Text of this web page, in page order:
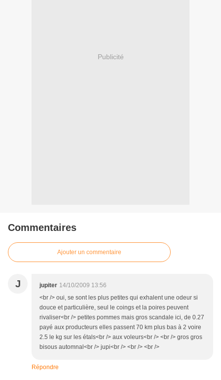
Publicité
Commentaires
Ajouter un commentaire
J jupiter 14/10/2009 13:56
<br /> oui, se sont les plus petites qui exhalent une odeur si
douce et particulière, seul le coings et la poires peuvent
rivaliser<br /> petites pommes mais gros scandale ici, de 0.27
payé aux producteurs elles passent 70 km plus bas à 2 voire
2.5 le kg sur les étals<br /> aux voleurs<br /> <br /> gros gros
bisous automnal<br /> jupi<br /> <br /> <br />
Répondre